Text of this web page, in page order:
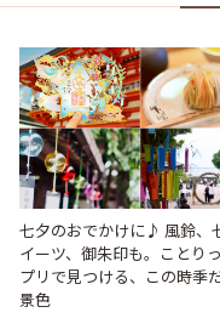
七夕のおでかけに♪ 風鈴、
イーツ、御朱印も。ことり
プリで見つける、この時季
景色